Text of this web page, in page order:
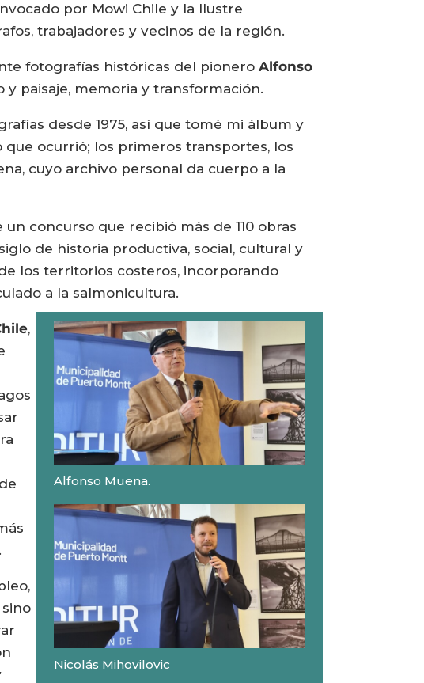
por Mowi Chile y la Ilustre
trabajadores y vecinos de la región.
fotografías históricas del pioneroAlfonso
paisaje, memoria y transformación.
desde 1975, así que tomé mi álbum y
que ocurrió; los primeros transportes, los
cuyo archivo personal da cuerpo a la
concurso que recibió más de 110 obras
de historia productiva, social, cultural y
los territorios costeros, incorporando
a la salmonicultura.
Alfonso Muena.
Nicolás Mihovilovic
,